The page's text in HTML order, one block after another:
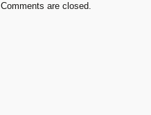
Comments are closed.